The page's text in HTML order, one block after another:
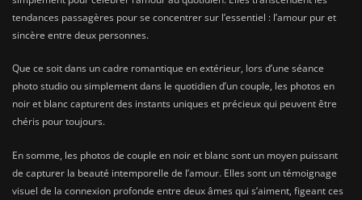
tendances passagères pour se concentrer sur l’essentiel : l’amour pur et
sincère entre deux personnes.
Que ce soit dans un cadre romantique en extérieur, lors d’une séance
photo studio ou simplement dans le quotidien d’un couple, les photos en
noir et blanc capturent des instants uniques et précieux qui peuvent être
chéris pour toujours.
En somme, les photos de couple en noir et blanc sont un moyen puissant
de capturer la beauté intemporelle de l’amour. Elles sont un témoignage
visuel de la connexion profonde entre deux âmes qui s’aiment, figeant ces